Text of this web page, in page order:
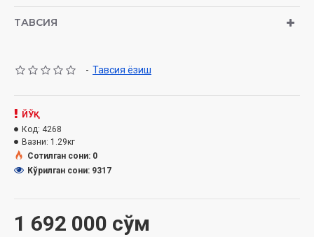
ТАВСИЯ
- Тавсия ёзиш
1 692 000 сўм
ЙЎҚ
Код: 4268
Вазни: 1.29кг
Сотилган сони: 0
Кўрилган сони: 9317